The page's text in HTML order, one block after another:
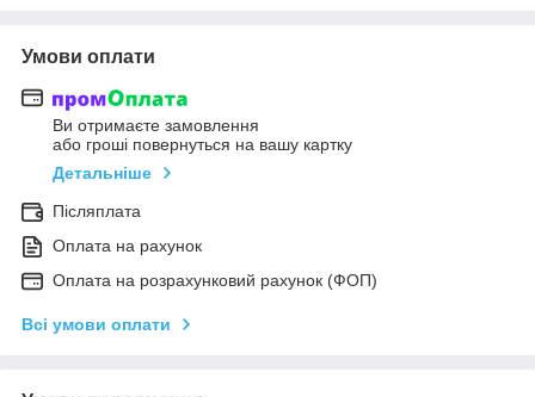
Умови оплати
Ви отримаєте замовлення
або гроші повернуться на вашу картку
Детальніше
Післяплата
Оплата на рахунок
Оплата на розрахунковий рахунок (ФОП)
Всі умови оплати